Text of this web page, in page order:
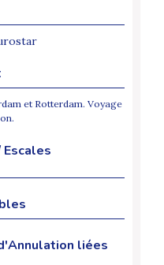
et Rotterdam. Voyage
liées